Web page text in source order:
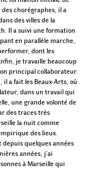
chorégraphes, il a
des villes de la
Il a suivi une formation
en parallèle marche,
dont les
je travaille beaucoup
principal collaborateur.
a fait les Beaux-Arts, où
dans un travail qui
une grande volonté de
des traces très
la nuit comme
des lieux.
quelques années
années, j’ai
à Marseille qui